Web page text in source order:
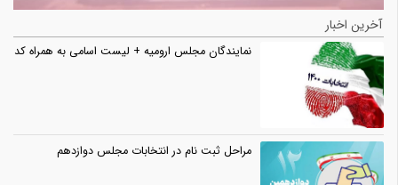
آخرین اخبار
نمایندگان مجلس ارومیه + لیست اسامی به همراه کد
مراحل ثبت نام در انتخابات مجلس دوازدهم